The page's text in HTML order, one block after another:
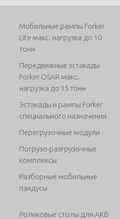
Мобильные рампы Forker
Lite макс. нагрузка до 10
тонн
Передвижные эстакады
Forker OSAR макс.
нагрузка до 15 тонн
Эстакады и рампы Forker
специального назначения
Перегрузочные модули
Погрузо-разгрузочные
комплексы
Разборные мобильные
пандусы
Роликовые столы для АКБ